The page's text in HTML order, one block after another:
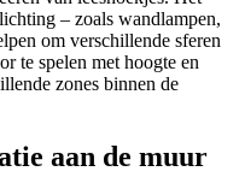
– zoals wandlampen,
om verschillende sferen
te spelen met hoogte en
zones binnen de
aan de muur